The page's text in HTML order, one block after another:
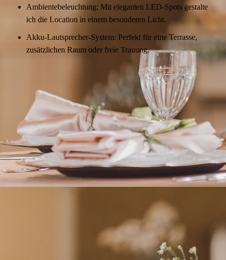
Ambientebeleuchtung: Mit eleganten LED-Spots gestalte
ich die Location in einem besonderen Licht.
Akku-Lautsprecher-System: Perfekt für eine Terrasse,
zusätzlichen Raum oder freie Trauung.